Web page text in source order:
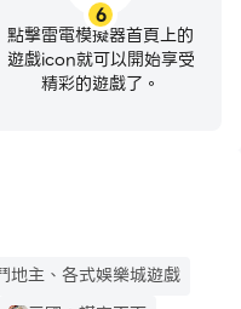
6
點擊雷電模擬器首頁上的
遊戲icon就可以開始享受
精彩的遊戲了。
地主、各式娛樂城遊戲